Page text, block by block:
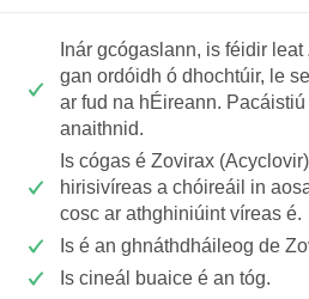
Inár gcógaslann, is féidir
gan ordóidh ó dhochtúir, le
ar fud na hÉireann.
anaithnid.
Is cógas é Zovirax
hirisivíreas a chóireáil in
cosc ar athghiniúint víreas é.
Is é an ghnáthdháileog de
Is cineál buaice é an tóg.